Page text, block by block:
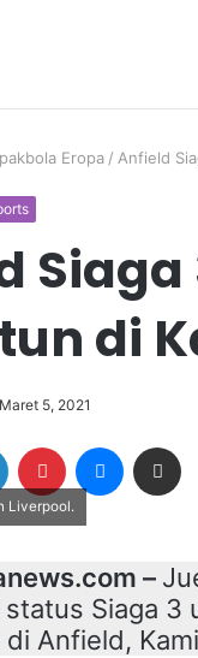
Eropa / Anfield
Siaga
di
Maret 5, 2021
LinkedIn Pinterest Messenger
Liverpool.
–
Siaga 3
Anfield,